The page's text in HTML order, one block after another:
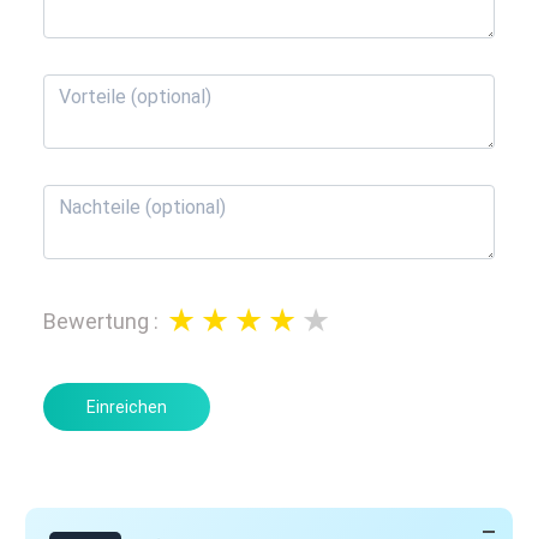
Bewertung :
Einreichen